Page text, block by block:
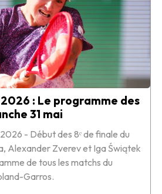
: Le programme des
31 mai
- Début des 8ᵉ de finale du
Alexander Zverev et Iga Świątek
de tous les matchs du
Garros.